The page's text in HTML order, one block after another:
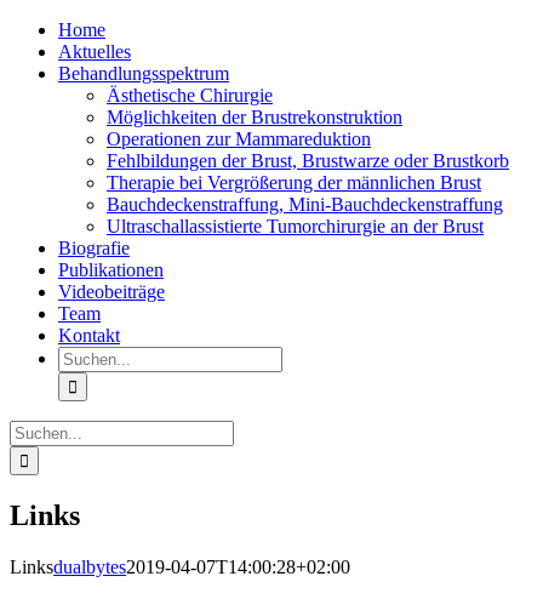
Zum
Inhalt
springen
Home
Aktuelles
Behandlungsspektrum
Ästhetische Chirurgie
Möglichkeiten der Brustrekonstruktion
Operationen zur Mammareduktion
Fehlbildungen der Brust, Brustwarze oder Brustkorb
Therapie bei Vergrößerung der männlichen Brust
Bauchdeckenstraffung, Mini-Bauchdeckenstraffung
Ultraschallassistierte Tumorchirurgie an der Brust
Biografie
Publikationen
Videobeiträge
Team
Kontakt
Suche
nach:
Suche
nach:
Links
Linksdualbytes2019-04-07T14:00:28+02:00